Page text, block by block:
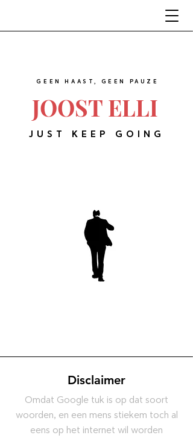
JOOST ELLI
GEEN HAAST, GEEN PAUZE
JUST KEEP GOING
Disclaimer
Omdat Google tuk is op dat soort
woorden, en een mens stiekem toch al
eens op het internet wil worden